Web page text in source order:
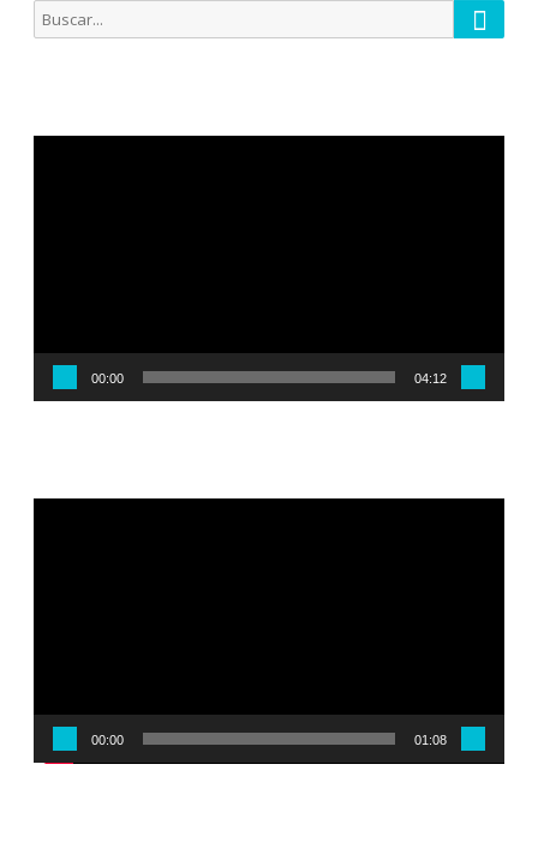
Buscar
por:
Reproductor
00:00 04:12
Reproductor
00:00 01:08